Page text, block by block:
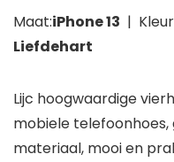
Maat:iPhone 13 |
Liefdehart
Lijc hoogwaardige
mobiele
materiaal, mooi en